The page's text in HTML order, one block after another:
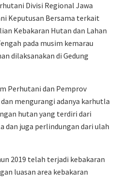
Divisi Regional Jawa
Keputusan Bersama terkait
Kebakaran Hutan dan Lahan
pada musim kemarau
dilaksanakan di Gedung
Perhutani dan Pemprov
mengurangi adanya karhutla
hutan yang terdiri dari
dan juga perlindungan dari ulah
2019 telah terjadi kebakaran
luasan area kebakaran